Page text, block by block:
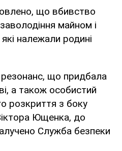
що вбивство
майном і
належали родині
що придбала
а також особистий
розкриття з боку
Ющенка, до
Служба безпеки